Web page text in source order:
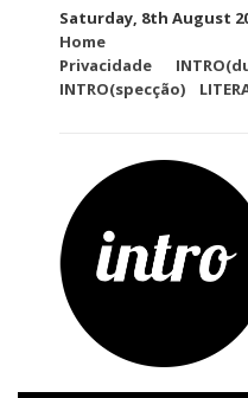
Saturday, 8th August
Home
Privacidade
INTRO(specção)